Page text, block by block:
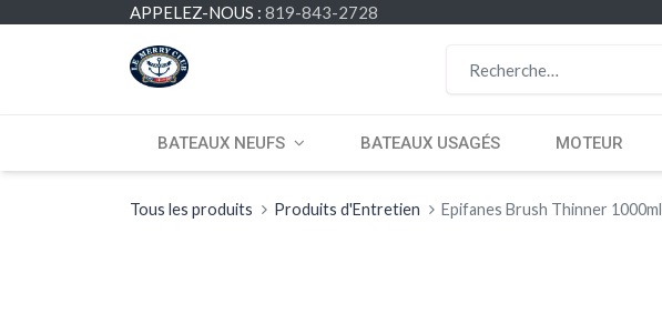
APPELEZ-NOUS : 819-843-2728
BATEAUX NEUFS BATEAUX USAGÉS MOTEUR
Tous les produits Produits d'Entretien Epifanes Brush Thinner 1000ml